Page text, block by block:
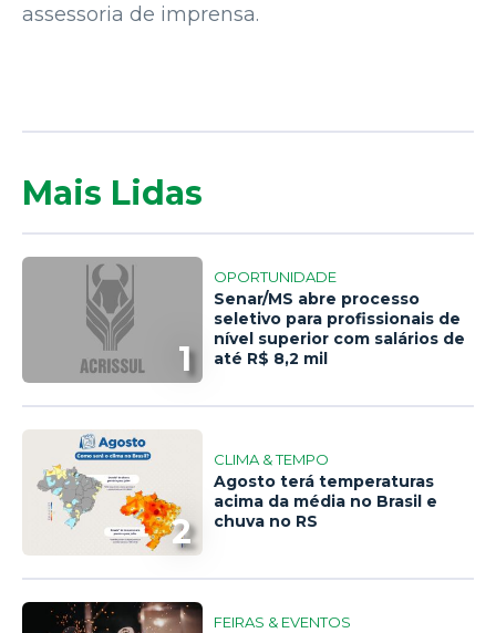
assessoria de imprensa.
Mais Lidas
1
OPORTUNIDADE
Senar/MS abre processo
seletivo para profissionais de
nível superior com salários de
até R$ 8,2 mil
2
CLIMA & TEMPO
Agosto terá temperaturas
acima da média no Brasil e
chuva no RS
FEIRAS & EVENTOS